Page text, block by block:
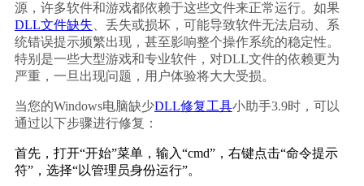
源，许多软件和游戏都依赖于这些文件来正常运行。如果
DLL文件缺失 、丢失或损坏，可能导致软件无法启动、系
统错误提示频繁出现，甚至影响整个操作系统的稳定性。
特别是一些大型游戏和专业软件，对DLL文件的依赖更为
严重，一旦出现问题，用户体验将大大受损。
当您的Windows电脑缺少DLL修复工具小助手3.9时，可以
通过以下步骤进行修复：
首先，打开“开始”菜单，输入“cmd”，右键点击“命令提示
符”，选择“以管理员身份运行”。